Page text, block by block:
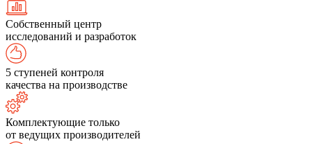
Собственный центр
исследований и разработок
5 ступеней контроля
качества на производстве
Комплектующие только
от ведущих производителей